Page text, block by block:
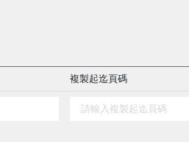
複製起迄頁碼